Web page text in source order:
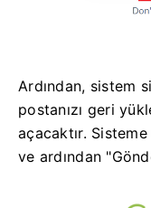
Ardından, sistem
postanızı geri
açacaktır.
ve ardından